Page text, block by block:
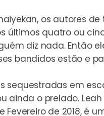
os autores
últimos quatro ou
diz nada. Então
bandidos estão e
sequestradas em
ainda o prelado.
Fevereiro de 2018, é